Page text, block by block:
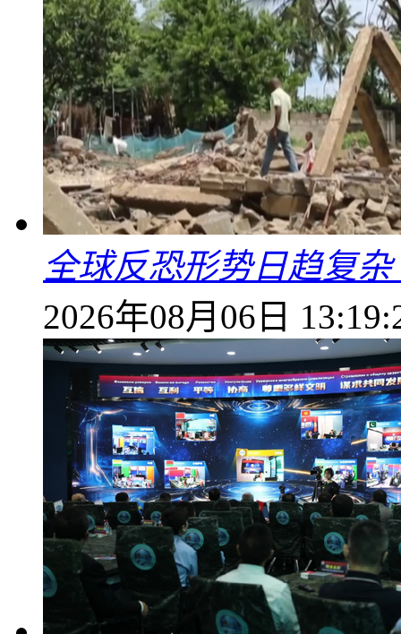
全球反恐形势日趋复
2026年08月06日